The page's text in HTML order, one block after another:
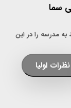
سما
به مدرسه را در این
نظرات اولیا